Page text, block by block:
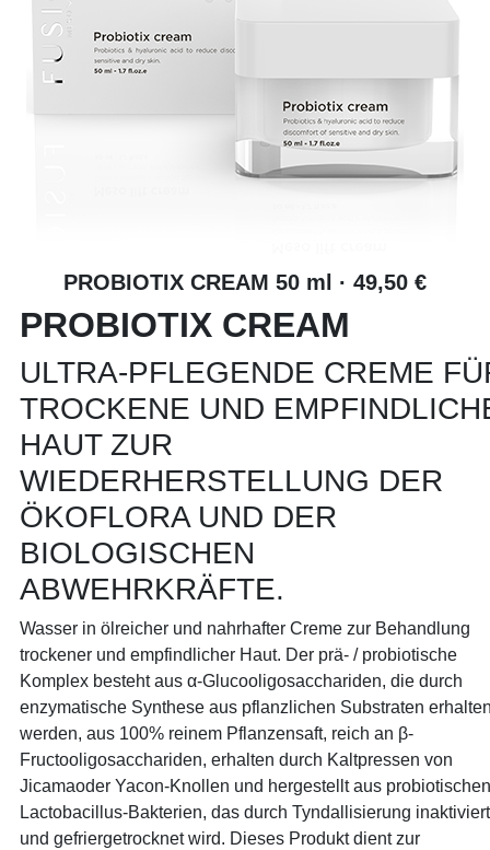
PROBIOTIX CREAM 50 ml · 49,50 €
PROBIOTIX CREAM
ULTRA-PFLEGENDE CREME
TROCKENE UND
HAUT ZUR
WIEDERHERSTELLUNG DER
ÖKOFLORA UND DER
BIOLOGISCHEN
ABWEHRKRÄFTE.
Wasser in ölreicher und nahrhafter Creme zur Behandlung
trockener und empfindlicher Haut. Der prä- / probiotische
Komplex besteht aus α-Glucooligosacchariden, die durch
enzymatische Synthese aus pflanzlichen Substraten
werden, aus 100% reinem Pflanzensaft, reich an β-
Fructooligosacchariden, erhalten durch Kaltpressen von
Jicamaoder Yacon-Knollen und hergestellt aus probiotischen
Lactobacillus-Bakterien, das durch Tyndallisierung inaktiviert
und gefriergetrocknet wird. Dieses Produkt dient zur